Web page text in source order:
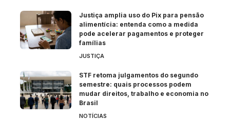
Justiça amplia uso do Pix para pensão
alimentícia: entenda como a medida
pode acelerar pagamentos e proteger
famílias
JUSTIÇA
STF retoma julgamentos do segundo
semestre: quais processos podem
mudar direitos, trabalho e economia no
Brasil
NOTÍCIAS